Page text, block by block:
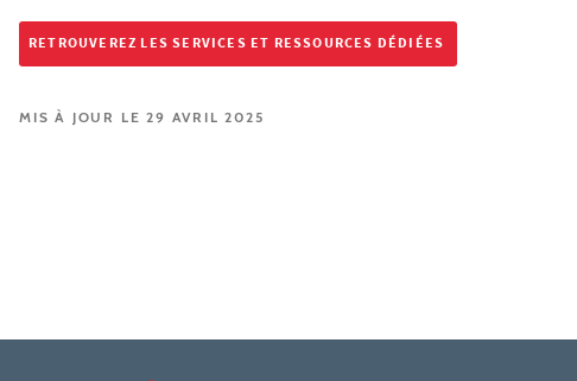
RETROUVEREZ LES SERVICES ET RESSOURCES DÉDIÉES
MIS À JOUR LE 29 AVRIL 2025